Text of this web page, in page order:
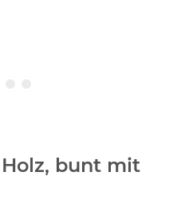
bunt mit